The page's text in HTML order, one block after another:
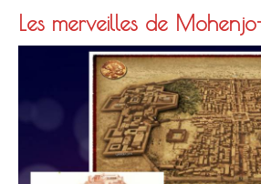
Les merveilles de